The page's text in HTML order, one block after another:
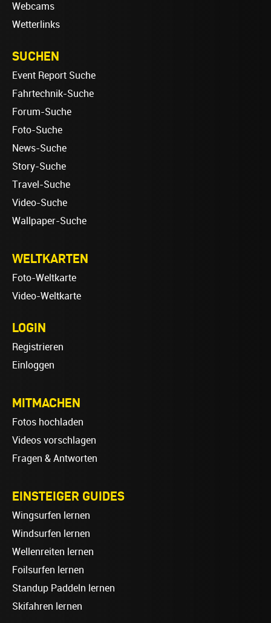
Webcams
Wetterlinks
SUCHEN
Event Report Suche
Fahrtechnik-Suche
Forum-Suche
Foto-Suche
News-Suche
Story-Suche
Travel-Suche
Video-Suche
Wallpaper-Suche
WELTKARTEN
Foto-Weltkarte
Video-Weltkarte
LOGIN
Registrieren
Einloggen
MITMACHEN
Fotos hochladen
Videos vorschlagen
Fragen & Antworten
EINSTEIGER GUIDES
Wingsurfen lernen
Windsurfen lernen
Wellenreiten lernen
Foilsurfen lernen
Standup Paddeln lernen
Skifahren lernen